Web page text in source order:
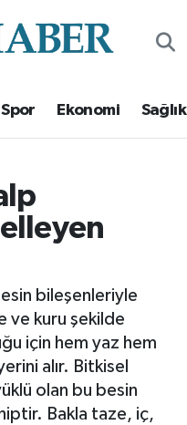
Spor Ekonomi Sağlık
bileşenleriyle
ve kuru şekilde
için hem yaz hem
alır. Bitkisel
olan bu besin
Bakla taze, iç,
Fikstür